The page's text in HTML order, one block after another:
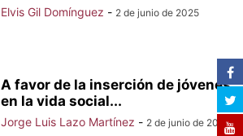
Elvis Gil Domínguez - 2 de junio de 2025
A favor de la inserción de jóvenes
en la vida social...
Jorge Luis Lazo Martínez - 2 de junio de 2025